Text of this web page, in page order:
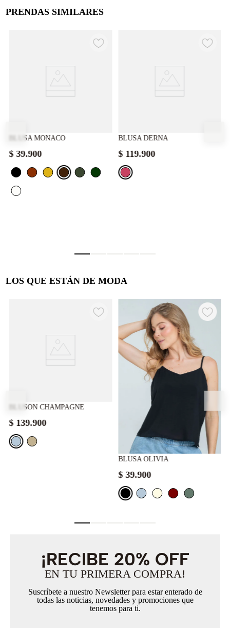
PRENDAS SIMILARES
BLUSA MONACO
$ 39.900
BLUSA DERNA
$ 119.900
LOS QUE ESTÁN DE MODA
BLUSON CHAMPAGNE
$ 139.900
BLUSA OLIVIA
$ 39.900
¡RECIBE 20% OFF
EN TU PRIMERA COMPRA!
Suscríbete a nuestro Newsletter para estar enterado de
todas las noticias, novedades y promociones que
tenemos para ti.